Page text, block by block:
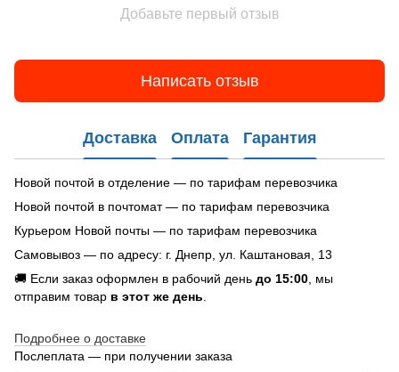
Добавьте первый отзыв
Написать отзыв
Доставка Оплата Гарантия
Новой почтой в отделение — по тарифам перевозчика
Новой почтой в почтомат — по тарифам перевозчика
Курьером Новой почты — по тарифам перевозчика
Самовывоз — по адресу: г. Днепр, ул. Каштановая, 13
🚚 Если заказ оформлен в рабочий день до 15:00, мы
отправим товар в этот же день.
Подробнее о доставке
Послеплата — при получении заказа